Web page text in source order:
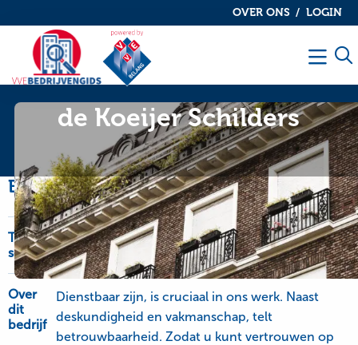
OVER ONS LOGIN
De
VvE
bedrijvengidsbedrijvengids
de Koeijer Schilders
Bedrijfsinformatie
Type
service
OnderhoudNL Garantie, schilderwerk-glaswerk
en onderhoudswerk
Over
dit
bedrijf
Dienstbaar zijn, is cruciaal in ons werk. Naast
deskundigheid en vakmanschap, telt
betrouwbaarheid. Zodat u kunt vertrouwen op